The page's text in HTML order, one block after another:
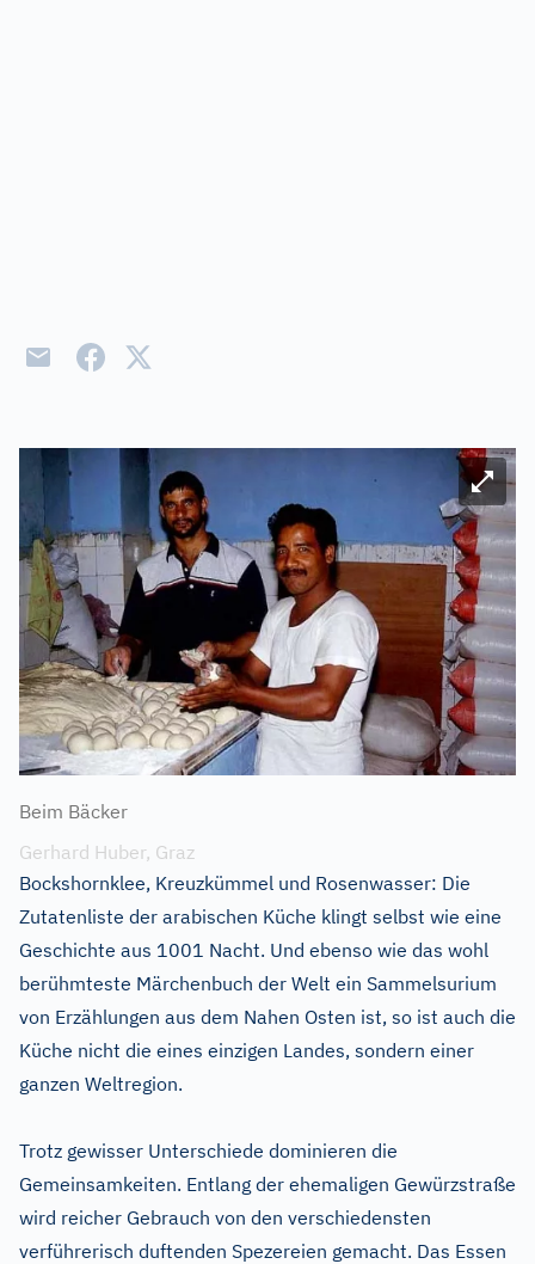
Bild
Beim Bäcker
Gerhard Huber, Graz
Bockshornklee, Kreuzkümmel und Rosenwasser: Die
Zutatenliste der arabischen Küche klingt selbst wie eine
Geschichte aus 1001 Nacht. Und ebenso wie das wohl
berühmteste Märchenbuch der Welt ein Sammelsurium
von Erzählungen aus dem Nahen Osten ist, so ist auch die
Küche nicht die eines einzigen Landes, sondern einer
ganzen Weltregion.
Trotz gewisser Unterschiede dominieren die
Gemeinsamkeiten. Entlang der ehemaligen Gewürzstraße
wird reicher Gebrauch von den verschiedensten
verführerisch duftenden Spezereien gemacht. Das Essen